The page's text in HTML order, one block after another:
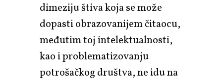
dimeziju štiva koja se može
dopasti obrazovanijem čitaocu,
međutim toj intelektualnosti,
kao i problematizovanju
potrošačkog društva, ne idu na